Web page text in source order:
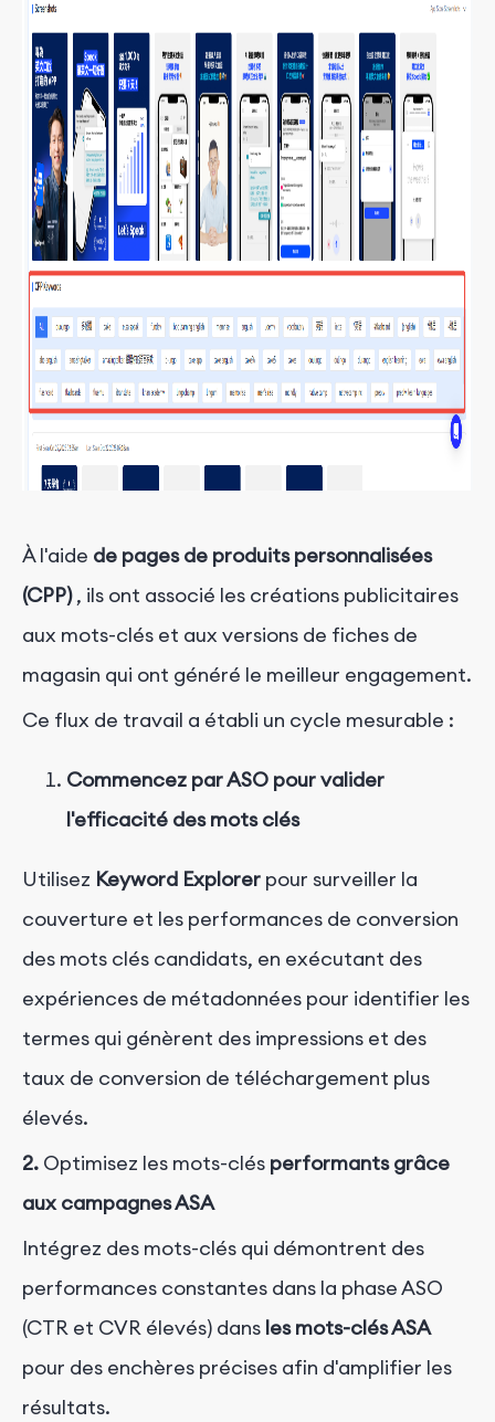
À l'aide de pages de produits personnalisées
(CPP) , ils ont associé les créations publicitaires
aux mots-clés et aux versions de fiches de
magasin qui ont généré le meilleur engagement.
Ce flux de travail a établi un cycle mesurable :
Commencez par ASO pour valider
l'efficacité des mots clés
Utilisez Keyword Explorer pour surveiller la
couverture et les performances de conversion
des mots clés candidats, en exécutant des
expériences de métadonnées pour identifier les
termes qui génèrent des impressions et des
taux de conversion de téléchargement plus
élevés.
2. Optimisez les mots-clés performants grâce
aux campagnes ASA
Intégrez des mots-clés qui démontrent des
performances constantes dans la phase ASO
(CTR et CVR élevés) dans les mots-clés ASA
pour des enchères précises afin d'amplifier les
résultats.